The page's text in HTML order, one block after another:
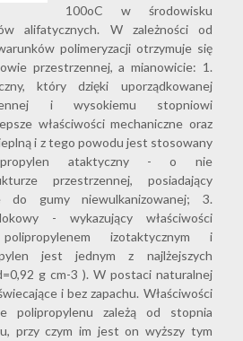
100oC w środowisku
alifatycznych. W zależności od
polimeryzacji otrzymuje się
przestrzennej, a mianowicie: 1.
który dzięki uporządkowanej
i wysokiemu stopniowi
właściwości mechaniczne oraz
i z tego powodu jest stosowany
ataktyczny - o nie
przestrzennej, posiadający
do gumy niewulkanizowanej; 3.
- wykazujący właściwości
izotaktycznym i
jest jednym z najlżejszych
g cm-3 ). W postaci naturalnej
i bez zapachu. Właściwości
polipropylenu zależą od stopnia
przy czym im jest on wyższy tym